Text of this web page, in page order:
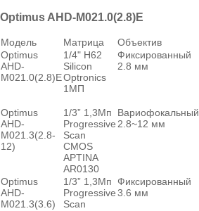
Optimus AHD-M021.0(2.8)E
Модель Матрица Объектив
Optimus
AHD-
M021.0(2.8)E
1/4" H62
Silicon
Optronics
1МП
Фиксированный
2.8 мм
Optimus
AHD-
M021.3(2.8-
12)
1/3” 1,3Мп
Progressive
Scan
CMOS
APTINA
AR0130
Вариофокальный
2.8~12 мм
Optimus
AHD-
M021.3(3.6)
1/3” 1,3Мп
Progressive
Scan
Фиксированный
3.6 мм